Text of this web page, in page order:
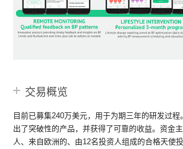
交易概览
目前已募集240万美元，用于为期三年的研发过
出了突破性的产品，并获得了可靠的收益。资金
人、来自欧洲的、由12名投资人组成的合格天使